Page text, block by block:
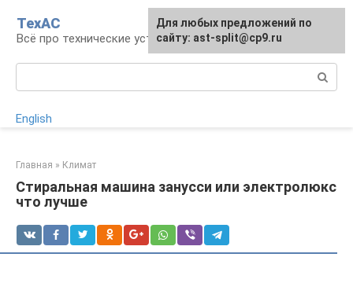
контенту
ТехАС
Всё про технические устройства
English
Главная » Климат
Стиральная машина занусси или электролюкс
что лучше
Для любых предложений по
сайту: ast-split@cp9.ru